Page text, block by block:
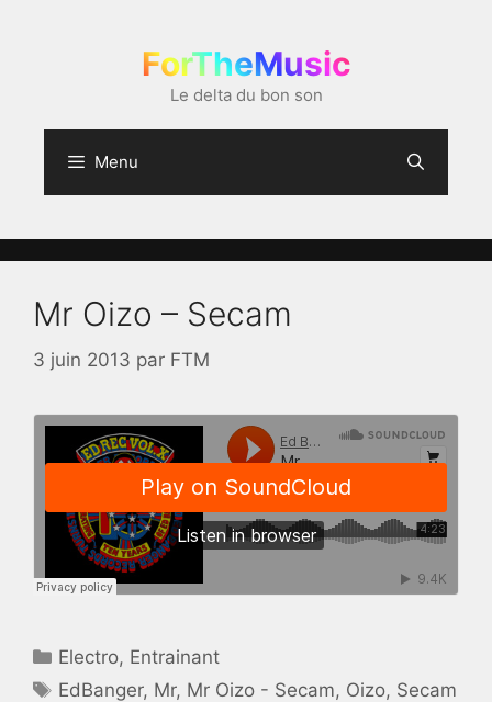
ForTheMusic
Le delta du bon son
Menu
Mr Oizo – Secam
3 juin 2013 par FTM
Catégories
Electro, Entrainant
Étiquettes
EdBanger, Mr, Mr Oizo - Secam, Oizo, Secam